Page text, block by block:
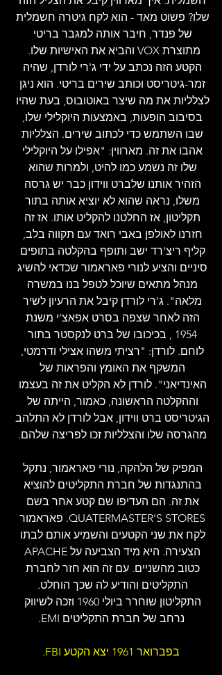
שלו? פשוט מאד - הוא לקח גיטרה חשמלית
של פנדר, חיבר אותה למגבר בריטי
מתוצרת VOX והביא את האישיות שלו.
הקטע הזה נכתב על ידי ג'רי לורדן, שהיה
זמר-גיטריסט וכותב שירים בריטי. הוא ניגן
לצלליות את מה שיצר באוטובוס, בעת שהיו
בסיבוב הופעות, באמצעות היוקלילי שלו,
שבו השתמש כדי לכתוב שירים. הצלליות
אהבו את זה. מארווין: "אפילו על היוקלילי
שלו זה נשמע כמו להיט, ולמרות שהוא
הזהיר אותנו שלברט ווידון כבר יש גרסה
משלו, נראה שהוא לא יוציא אותה בתור
תקליטון, אז החלטנו להקליט אותו. אז זה
חזרנו לאולפן באבי רואד עם תקווה בלב,
קליף ריצ'רד ישב ותופף בהקלטה בתופים
סיניים והציע לנורי פאראמור שכדאי להשיג
מנהל מתאים שיוכל לטפל בנו במשרה
מלאה". ג'רי לורדן קיבל את הרעיון לשיר
הזה לאחר שצפה בסרט אפאצ'י משנת
1954 , בכיכובו של ברט לנקסטר בתור
לוחם. לורדן: "רציתי משהו אצילי ודרמטי,
המשקף את האומץ והפראות של
האינדיאני". לורדן לא הקליט את זה בעצמו
וההקלטה הראשונה, כאמור, הייתה של
הגיטריסט ברט ווידון, אבל לורדן לא התלהב
מהגרסה שלו והצלליות זכו לפריצה שלהם.
המפיק של הלהקה, נורי פאראמור, נתקל
בהתנגדות של חברת התקליטים להוציא
את זה. הם העדיפו שם קטע אחר בשם
QUATERMASTER'S STORES. פאראמור
לקח את שני הקטעים והשמיע אותם לבתו
כטוב מהשניים. עם זה הוא חזר לחברת
התקליטים והודיע לה שכך הוחלט.
התקליטון שוחרר ביולי 1960 וזכה לשיווק
נרחב של חברת התקליטים EMI.
בפברואר 1961 יצא הקטע FBI.